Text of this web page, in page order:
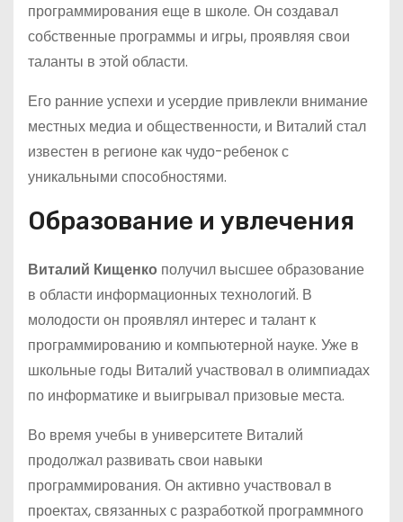
программирования еще в школе. Он создавал
собственные программы и игры, проявляя свои
таланты в этой области.
Его ранние успехи и усердие привлекли внимание
местных медиа и общественности, и Виталий стал
известен в регионе как чудо-ребенок с
уникальными способностями.
Образование и увлечения
Виталий Кищенко получил высшее образование
в области информационных технологий. В
молодости он проявлял интерес и талант к
программированию и компьютерной науке. Уже в
школьные годы Виталий участвовал в олимпиадах
по информатике и выигрывал призовые места.
Во время учебы в университете Виталий
продолжал развивать свои навыки
программирования. Он активно участвовал в
проектах, связанных с разработкой программного